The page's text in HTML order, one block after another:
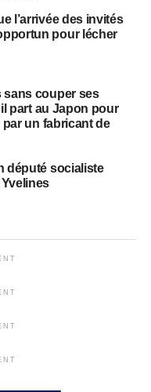
l’arrivée des invités
pour lécher
sans couper ses
part au Japon pour
par un fabricant de
député socialiste